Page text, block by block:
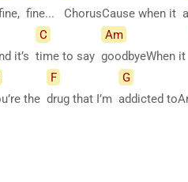
fine...
ChorusCause when it
it’s
C
time to say
Am
goodbyeWhen it
the
F
drug that I’m
G
addicted